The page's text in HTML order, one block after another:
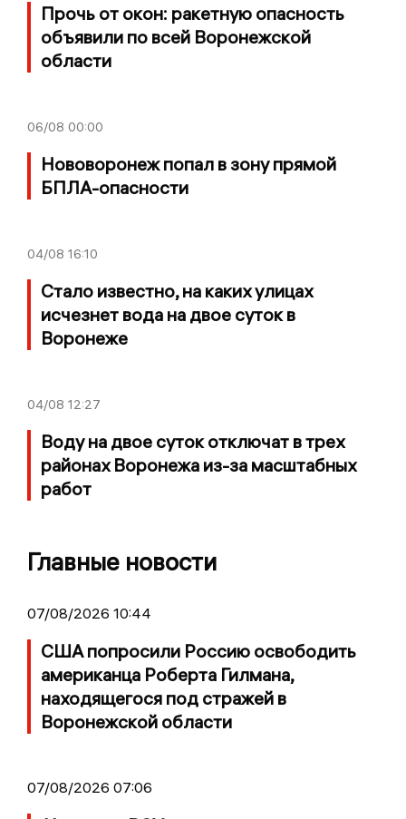
Прочь от окон: ракетную опасность
объявили по всей Воронежской
области
06/08 00:00
Нововоронеж попал в зону прямой
БПЛА-опасности
04/08 16:10
Стало известно, на каких улицах
исчезнет вода на двое суток в
Воронеже
04/08 12:27
Воду на двое суток отключат в трех
районах Воронежа из-за масштабных
работ
Главные новости
07/08/2026 10:44
США попросили Россию освободить
американца Роберта Гилмана,
находящегося под стражей в
Воронежской области
07/08/2026 07:06